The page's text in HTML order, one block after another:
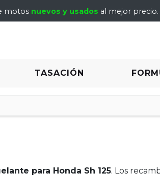
motos nuevos y usados al mejor precio.
TASACIÓN
para Honda Sh 125. Los